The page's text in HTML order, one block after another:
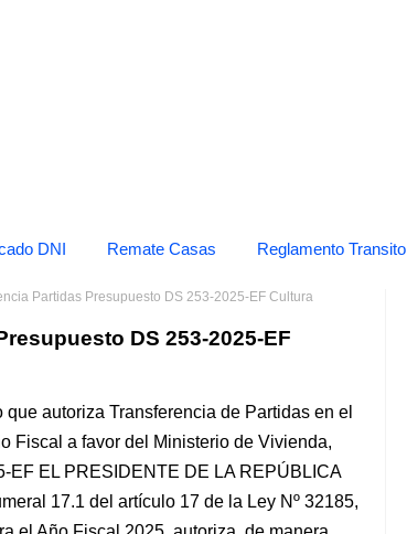
DNI Remate Casas Reglamento Transito
Partidas Presupuesto DS 253-2025-EF Cultura
DS 253-2025-EF
autoriza Transferencia de Partidas en el
Fiscal a favor del Ministerio de Vivienda,
EF EL PRESIDENTE DE LA REPÚBLICA
17.1 del artículo 17 de la Ley Nº 32185,